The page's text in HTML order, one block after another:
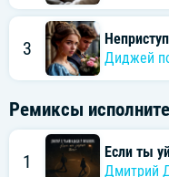
3
Диджей
Ремиксы
1
Если ты
Дмитрий